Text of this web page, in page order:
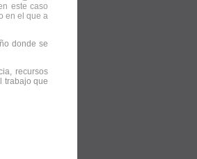
este caso
en el que a
donde se
recursos
trabajo que